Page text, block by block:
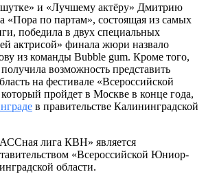
и «Лучшему актёру» Дмитрию
«Пора по партам», состоящая из самых
победила в двух специальных
актрисой» финала жюри назвало
из команды Bubble gum. Кроме того,
возможность представить
на фестивале «Всероссийской
пройдет в Москве в конце года,
в правительстве Калининградской
лига КВН» является
«Всероссийской Юниор-
области.